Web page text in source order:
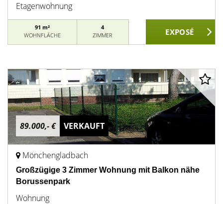
Etagenwohnung
91 m²
WOHNFLÄCHE
4
ZIMMER
89.000,- € VERKAUFT
Mönchengladbach
Großzügige 3 Zimmer Wohnung mit Balkon nähe
Borussenpark
Wohnung